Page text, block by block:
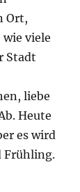
Ort,
viele
Stadt
liebe
Heute
es wird
Frühling.